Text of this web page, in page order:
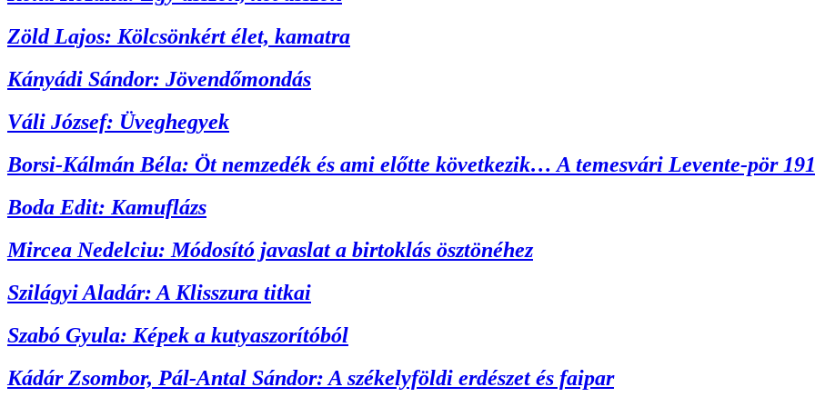
Zöld Lajos: Kölcsönkért élet, kamatra
Kányádi Sándor: Jövendőmondás
Váli József: Üveghegyek
Borsi-Kálmán Béla: Öt nemzedék és ami előtte következik… A temesvári Levente-pör
Boda Edit: Kamuflázs
Mircea Nedelciu: Módosító javaslat a birtoklás ösztönéhez
Szilágyi Aladár: A Klisszura titkai
Szabó Gyula: Képek a kutyaszorítóból
Kádár Zsombor, Pál-Antal Sándor: A székelyföldi erdészet és faipar